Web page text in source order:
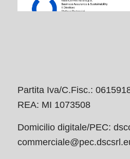
Partita Iva/C.Fisc.:
REA: MI 1073508
Domicilio digitale/PEC: